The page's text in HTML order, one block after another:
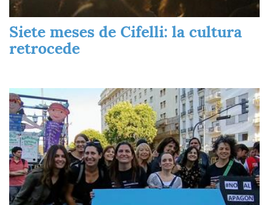
Siete meses de Cifelli: la cultura
retrocede
Imagen